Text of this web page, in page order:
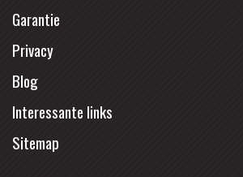
Garantie
Privacy
Blog
Interessante links
Sitemap